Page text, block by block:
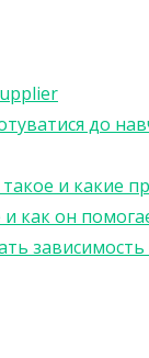
до
и какие
как он